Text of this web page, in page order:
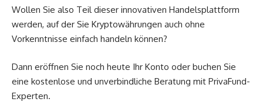
Wollen Sie also Teil dieser innovativen Handelsplattform
werden, auf der Sie Kryptowährungen auch ohne
Vorkenntnisse einfach handeln können?
Dann eröffnen Sie noch heute Ihr Konto oder buchen Sie
eine kostenlose und unverbindliche Beratung mit PrivaFund-
Experten.